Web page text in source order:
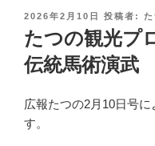
投
稿
日
:
2026年2月10日 投稿者:
たつの観光プ
伝統馬術演武
広報たつの2月10日号
す。